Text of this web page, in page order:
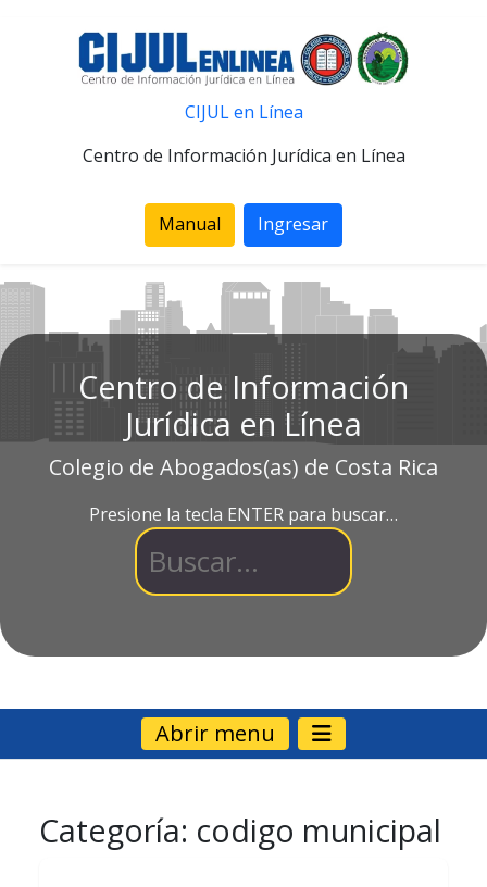
CIJUL en Línea
Centro de Información Jurídica en Línea
Manual Ingresar
Centro de Información
Jurídica en Línea
Colegio de Abogados(as) de Costa Rica
Presione la tecla ENTER para buscar…
Abrir menu
Categoría: codigo municipal